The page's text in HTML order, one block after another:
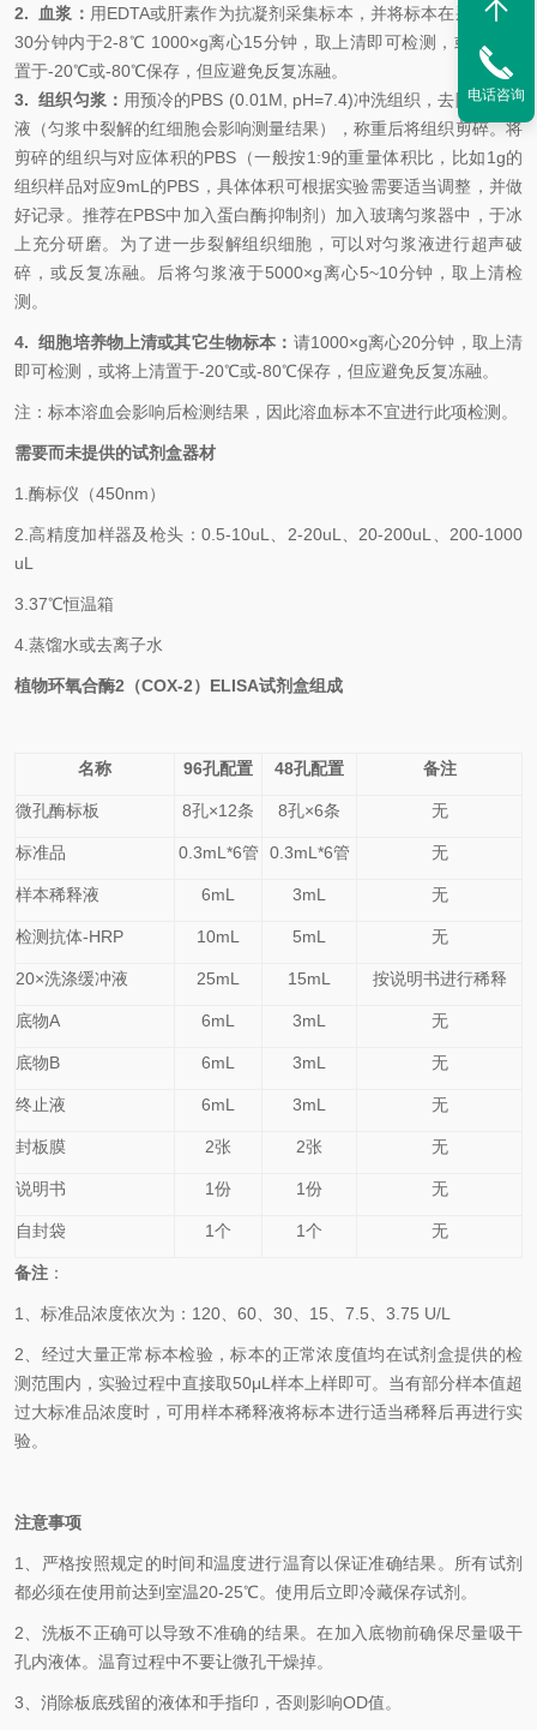
2.
血浆 ： 用EDTA或肝素作为抗凝剂采集标本，并将标本在采集后的
30分钟内于2-8℃ 1000×g离心15分钟，取上清即可检测，或将上清
置于-20℃或-80℃保存，但应避免反复冻融。
3. 组织匀浆： 用预冷的PBS (0.01M, pH=7.4)冲洗组织，去除残留血
液（匀浆中裂解的红细胞会影响测量结果），称重后将组织剪碎。将
剪碎的组织与对应体积的PBS（一般按1:9的重量体积比，比如1g的
组织样品对应9mL的PBS，具体体积可根据实验需要适当调整，并做
好记录。推荐在PBS中加入蛋白酶抑制剂）加入玻璃匀浆器中，于冰
上充分研磨。为了进一步裂解组织细胞，可以对匀浆液进行超声破
碎，或反复冻融。后将匀浆液于5000×g离心5~10分钟，取上清检
测。
4. 细胞培养物上清或其它生物标本： 请1000×g离心20分钟，取上清
即可检测，或将上清置于-20℃或-80℃保存，但应避免反复冻融。
注：标本溶血会影响后检测结果，因此溶血标本不宜进行此项检测。
需要而未提供的试剂盒器材
1. 酶标仪（450nm）
2. 高精度加样器及枪头：0.5-10uL、2-20uL、20-200uL、200-1000
uL
3. 37℃恒温箱
4. 蒸馏水或去离子水
植物环氧合酶2（COX-2） ELISA试剂盒组成
名称 96孔配置 48孔配置 备注
微孔酶标板 8孔×12条 8孔×6条 无
标准品 0. 3mL*6管 0. 3mL*6管 无
样本稀释液 6mL 3mL 无
检测抗体-HRP 10mL 5mL 无
20×洗涤缓冲液 25mL 15mL 按说明书进行稀释
底物A 6mL 3mL 无
底物B 6mL 3mL 无
终止液 6mL 3mL 无
封板膜 2张 2张 无
说明书 1份 1份 无
自封袋 1个 1个 无
备注 ：
1、 标准品浓度依次为： 120 、60、30、15、7.5、3.75 U/L
2、 经过大量正常标本检验，标本的正常浓度值均在试剂盒提供的检
测范围内，实验过程中直接取50μL 样本上样即可。当有部分样本值超
过大标准品浓度时，可用样本稀释液将标本进行适当稀释后再进行实
验。
注意事项
1、 严格按照规定的时间和温度进行温育以保证准确结果。所有试剂
都必须在使用前达到室温20-25℃。使用后立即冷藏保存试剂。
2、 洗板不正确可以导致不准确的结果。在加入底物前确保尽量吸干
孔内液体。温育过程中不要让微孔干燥掉。
3、 消除板底残留的液体和手指印，否则影响OD值。
电话咨询